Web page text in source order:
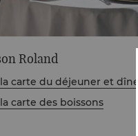
Roland
carte du déjeuner et dîner
carte des boissons